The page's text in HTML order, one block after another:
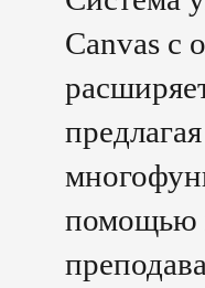
Canvas с
помощью